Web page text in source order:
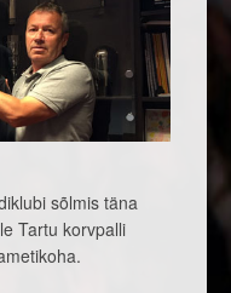
sõlmis täna
Tartu korvpalli